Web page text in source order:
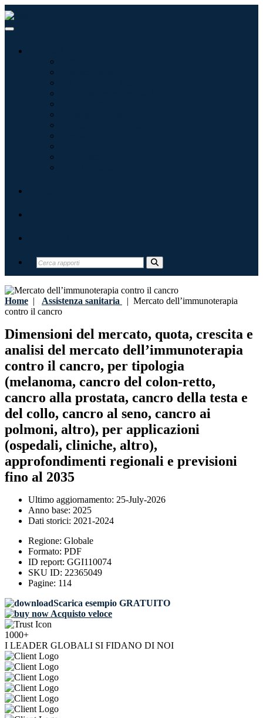
Home | Assistenza sanitaria | Mercato dell’immunoterapia
contro il cancro
Dimensioni del mercato, quota, crescita e
analisi del mercato dell’immunoterapia
contro il cancro, per tipologia
(melanoma, cancro del colon-retto,
cancro alla prostata, cancro della testa e
del collo, cancro al seno, cancro ai
polmoni, altro), per applicazioni
(ospedali, cliniche, altro),
approfondimenti regionali e previsioni
fino al 2035
Ultimo aggiornamento: 25-July-2026
Anno base: 2025
Dati storici: 2021-2024
Regione: Globale
Formato: PDF
ID report: GGI110074
SKU ID: 22365049
Pagine: 114
Scarica esempio GRATUITO
Acquisto veloce
1000+
I LEADER GLOBALI SI FIDANO DI NOI